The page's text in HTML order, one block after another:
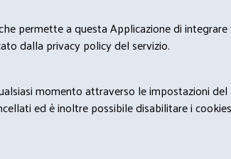
permette a questa Applicazione di
dalla privacy policy del servizio.
momento attraverso le impostazioni del
ed è inoltre possibile disabilitare i